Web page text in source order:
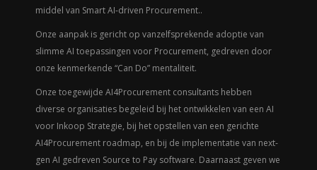
middel van Smart AI-driven Procurement..
Onze aanpak is gericht op vanzelfsprekende adoptie van
slimme AI toepassingen voor Procurement, gedreven door
onze kenmerkende “Can Do” mentaliteit.
Onze toegewijde AI4Procurement consultants hebben
diverse organisaties begeleid bij het ontwikkelen van een AI
voor Inkoop Strategie, bij het opstellen van een gerichte
AI4Procurement roadmap, en bij de implementatie van next-
gen AI gedreven Source to Pay software. Daarnaast geven we